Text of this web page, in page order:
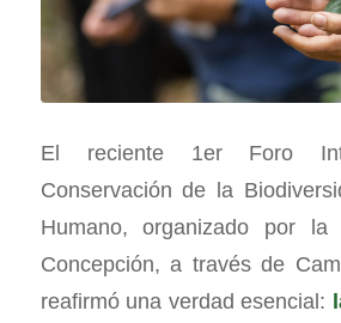
El reciente 1er Foro
Conservación de la
Humano, organizado por la
Concepción, a través de
reafirmó una verdad esencial: